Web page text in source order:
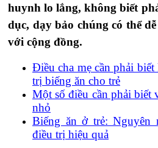
huynh lo lắng, không biết
dục, dạy bảo chúng có thể
với cộng đồng.
Điều cha mẹ cần phải
trị biếng ăn cho trẻ
Một số điều cần phải biết
nhỏ
Biếng ăn ở trẻ: Nguyên
điều trị hiệu quả